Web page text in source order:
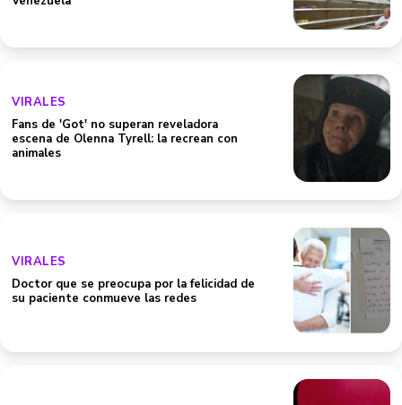
VIRALES
Fans de 'Got' no superan reveladora
escena de Olenna Tyrell: la recrean con
animales
VIRALES
Doctor que se preocupa por la felicidad de
su paciente conmueve las redes